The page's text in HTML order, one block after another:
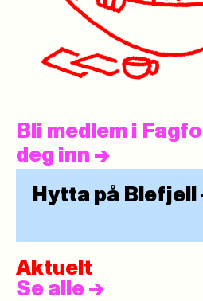
Bli medlem i
deg inn ->
Hytta på Blefjell
Aktuelt
Se alle ->